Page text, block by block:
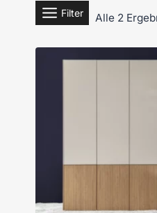
Filter Alle 2